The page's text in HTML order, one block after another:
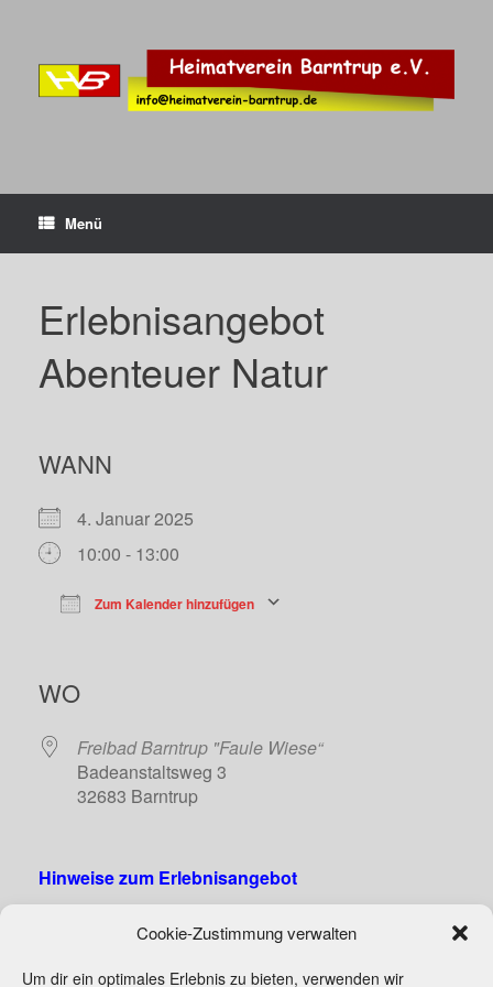
Cookie-Zustimmung verwalten
Um dir ein optimales Erlebnis zu bieten, verwenden wir
Menü
Erlebnisangebot
Abenteuer Natur
WANN
4. Januar 2025
10:00 - 13:00
Zum Kalender hinzufügen
WO
Freibad Barntrup "Faule Wiese“
Badeanstaltsweg 3
32683 Barntrup
Hinweise zum Erlebnisangebot
Wer Interesse hat mitzumachen, melde sich bitte bei
Andrea Holzkamp unter Tel. 0171/1131077.